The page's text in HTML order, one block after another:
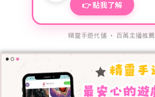
👉 點我了解
精靈手遊代儲 · 百萬主播推薦